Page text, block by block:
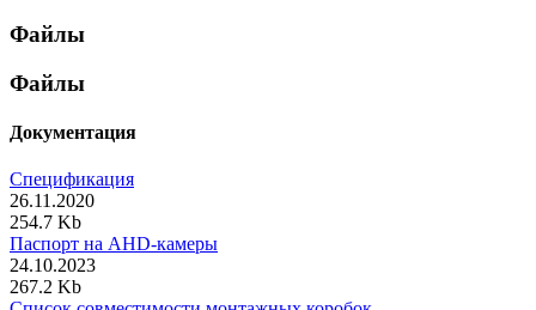
Файлы
Файлы
Документация
Спецификация
26.11.2020
254.7 Kb
Паспорт на AHD-камеры
24.10.2023
267.2 Kb